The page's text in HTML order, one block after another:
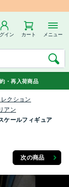
イン カート メニュー
・再入荷商品
クション
アン
ケールフィギュア
次の商品